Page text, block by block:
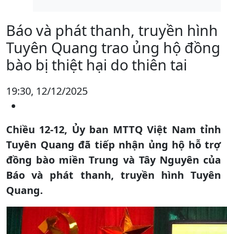
Báo và phát thanh, truyền hình
Tuyên Quang trao ủng hộ đồng
bào bị thiệt hại do thiên tai
19:30, 12/12/2025
Chiều 12-12, Ủy ban MTTQ Việt Nam tỉnh
Tuyên Quang đã tiếp nhận ủng hộ hỗ trợ
đồng bào miền Trung và Tây Nguyên của
Báo và phát thanh, truyền hình Tuyên
Quang.